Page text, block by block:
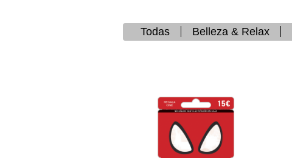
Todas Belleza & Relax